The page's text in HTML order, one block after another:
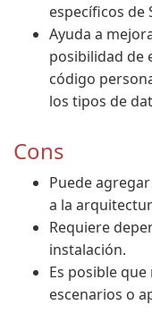
específicos de
Ayuda a
posibilidad de
código
los tipos de
Cons
Puede
a la
Requiere
instalación.
Es posible
escenarios o